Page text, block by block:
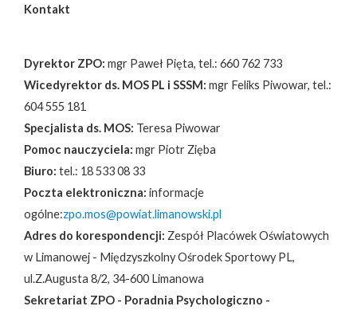
Kontakt
Dyrektor ZPO: mgr Paweł Pięta, tel.: 660 762 733
Wicedyrektor ds. MOS PL i SSSM: mgr Feliks Piwowar, tel.:
604 555 181
Specjalista ds. MOS: Teresa Piwowar
Pomoc nauczyciela: mgr Piotr Zięba
Biuro: tel.: 18 533 08 33
Poczta elektroniczna: informacje
ogólne:zpo.mos@powiat.limanowski.pl
Adres do korespondencji: Zespół Placówek Oświatowych
w Limanowej - Międzyszkolny Ośrodek Sportowy PL,
ul.Z.Augusta 8/2, 34-600 Limanowa
Sekretariat ZPO - Poradnia Psychologiczno -